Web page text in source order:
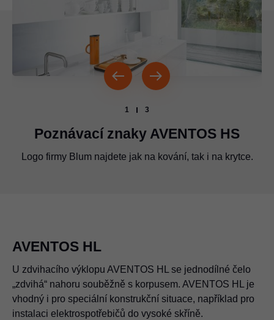
1 3
Poznávací znaky AVENTOS HS
Logo firmy Blum najdete jak na kování, tak i na krytce.
Logo firmy Blum je umístěno na soustavě ramen.
Logo firmy Blum musí být uloženo vždy na těchto
AVENTOS HL
U zdvihacího výklopu AVENTOS HL se jednodílné čelo
„zdvihá“ nahoru souběžně s korpusem. AVENTOS HL je
vhodný i pro speciální konstrukční situace, například pro
instalaci elektrospotřebičů do vysoké skříně.